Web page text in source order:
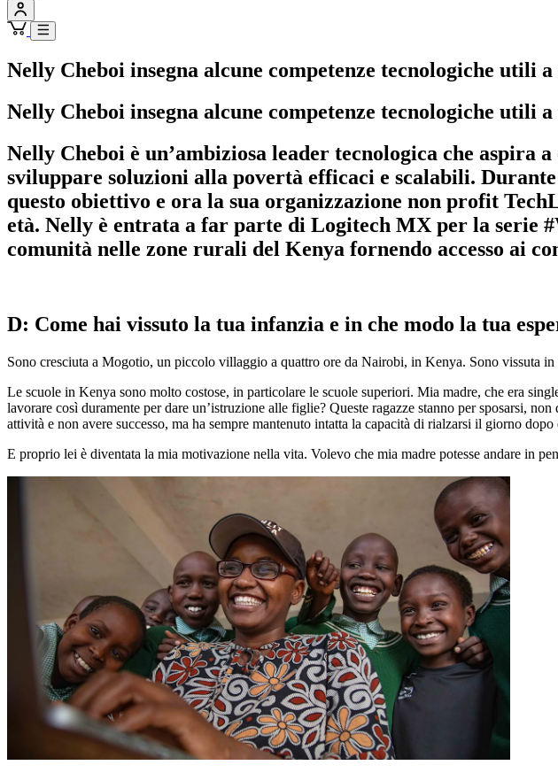
Nelly Cheboi insegna alcune competenze tecnologiche utili
Nelly Cheboi insegna alcune competenze tecnologiche utili
Nelly Cheboi è un’ambiziosa leader tecnologica che aspira
sviluppare soluzioni alla povertà efficaci e scalabili.
questo obiettivo e ora la sua organizzazione non profit
età. Nelly è entrata a far parte di Logitech MX per la serie
comunità nelle zone rurali del Kenya fornendo accesso ai
D: Come hai vissuto la tua infanzia e in che modo la tua
Sono cresciuta a Mogotio, un piccolo villaggio a quattro ore da Nairobi, in Kenya. Sono vissuta
Le scuole in Kenya sono molto costose, in particolare le scuole superiori. Mia madre, che era
lavorare così duramente per dare un’istruzione alle figlie? Queste ragazze stanno per sposarsi,
attività e non avere successo, ma ha sempre mantenuto intatta la capacità di rialzarsi il giorno
E proprio lei è diventata la mia motivazione nella vita. Volevo che mia madre potesse andare in